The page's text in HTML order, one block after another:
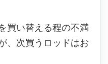
買い替える程の不満
、次買うロッドはお